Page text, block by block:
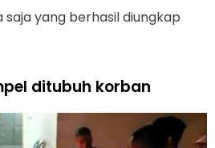
saja yang berhasil diungkap
ditubuh korban